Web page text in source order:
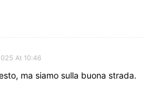
At 10:46
ma siamo sulla buona strada.